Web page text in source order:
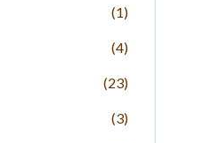
(1)
(4)
(23)
(3)